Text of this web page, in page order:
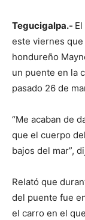
Tegucigalpa.-
este viernes
hondureño
un puente en la
pasado 26 de
“Me acaban de
que el cuerpo
bajos del mar”,
Relató que
del puente fue
el carro en el